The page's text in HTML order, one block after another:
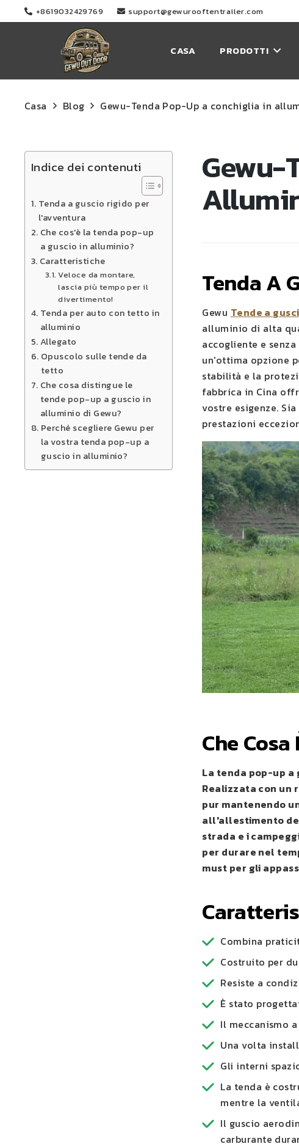
+8619032429769 support@gewurooftentrailer.com
CASA PRODOTTI
Casa Blog Gewu-Tenda Pop-Up a conchiglia in
Indice dei contenuti
Tenda a guscio rigido per
l'avventura
Che cos'è la tenda pop-up
a guscio in alluminio?
Caratteristiche
Veloce da montare,
lascia più tempo per il
divertimento!
Tenda per auto con tetto in
alluminio
Allegato
Opuscolo sulle tende da
tetto
Che cosa distingue le
tende pop-up a guscio in
alluminio di Gewu?
Perché scegliere Gewu per
la vostra tenda pop-up a
guscio in alluminio?
Gewu-
Tenda A
Gewu Tende a
alluminio di alta
accogliente e
un'ottima opzione
stabilità e la
fabbrica in Cina
vostre esigenze.
prestazioni
Che Cosa
La tenda pop-up
Realizzata con
pur mantenendo
all'allestimento
strada e i
per durare nel
must per gli
Combina
Costruito per
Resiste a
È stato
Il meccanismo
Una volta
Gli interni
La tenda è
mentre la
Il guscio
carburante